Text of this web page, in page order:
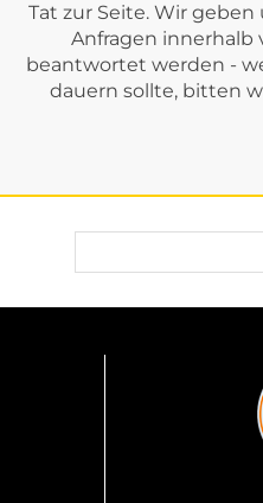
Tat zur Seite. Wir geben
Anfragen innerhalb
beantwortet werden -
dauern sollte, bitten